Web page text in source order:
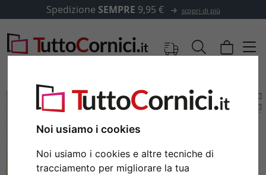
Noi usiamo i cookies
Noi usiamo i cookies e altre tecniche di
tracciamento per migliorare la tua
Spedizione SEMPRE 9,95 € scopri di più